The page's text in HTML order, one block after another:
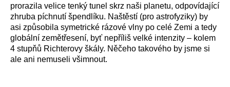
prorazila velice tenký tunel skrz naši planetu, odpovídající
zhruba píchnutí špendlíku. Naštěstí (pro astrofyziky) by
asi způsobila symetrické rázové vlny po celé Zemi a tedy
globální zemětřesení, byť nepříliš velké intenzity – kolem
4 stupňů Richterovy škály. Něčeho takového by jsme si
ale ani nemuseli všimnout.